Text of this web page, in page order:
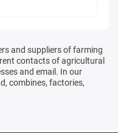
and suppliers of farming
contacts of agricultural
and email. In our
combines, factories,